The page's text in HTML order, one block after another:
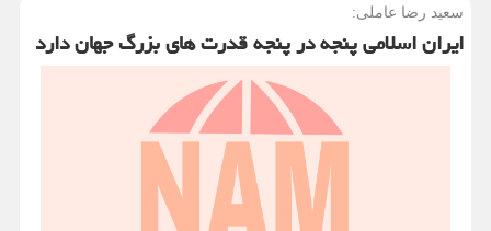
سعید رضا عاملی:
ایران اسلامی پنجه در پنجه قدرت های بزرگ جهان دارد